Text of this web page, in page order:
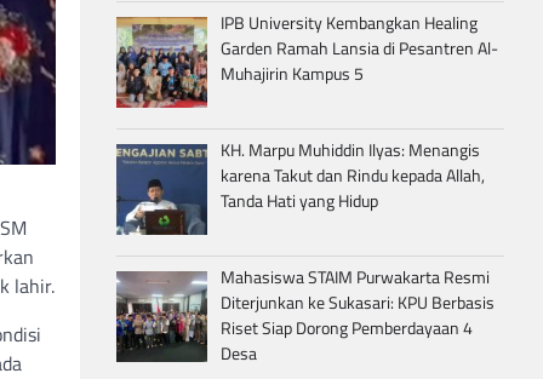
lahir.
IPB University Kembangkan Healing
Garden Ramah Lansia di Pesantren Al-
Muhajirin Kampus 5
KH. Marpu Muhiddin Ilyas: Menangis
karena Takut dan Rindu kepada Allah,
Tanda Hati yang Hidup
Mahasiswa STAIM Purwakarta Resmi
Diterjunkan ke Sukasari: KPU Berbasis
Riset Siap Dorong Pemberdayaan 4
Desa